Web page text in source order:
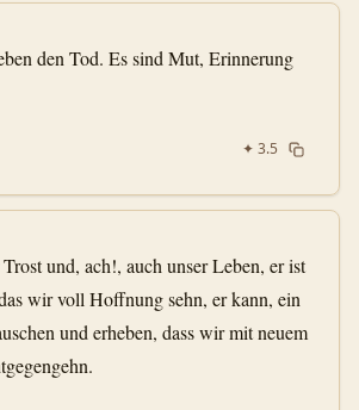
den Tod. Es sind Mut, Erinnerung
✦ 3.5
und, ach!, auch unser Leben, er ist
wir voll Hoffnung sehn, er kann, ein
und erheben, dass wir mit neuem